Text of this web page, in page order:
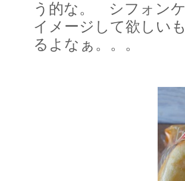
う的な。 シフォン
イメージして欲しい
るよなぁ。。。